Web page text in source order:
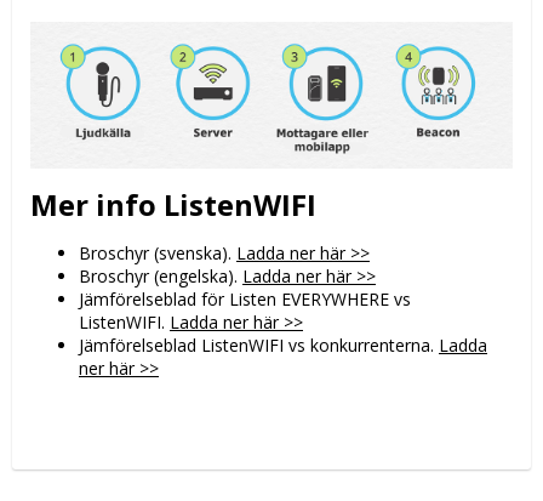
Mer info ListenWIFI
Broschyr (svenska). Ladda ner här >>
Broschyr (engelska). Ladda ner här >>
Jämförelseblad för Listen EVERYWHERE vs
ListenWIFI. Ladda ner här >>
Jämförelseblad ListenWIFI vs konkurrenterna. Ladda
ner här >>